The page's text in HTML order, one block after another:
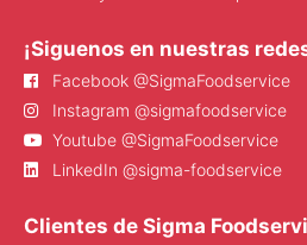
¡Siguenos en nuestras
Facebook @SigmaFoodservice
Instagram @sigmafoodservice
Youtube @SigmaFoodservice
LinkedIn @sigma-foodservice
Clientes de Sigma